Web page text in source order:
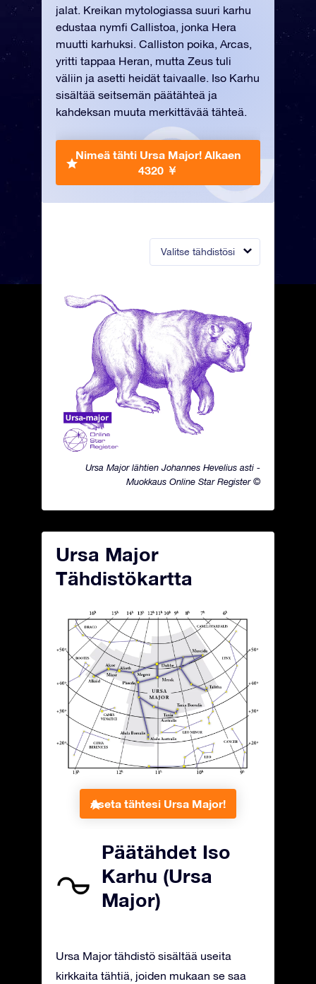
Valitse tähdistösi
Ursa Major lähtien Johannes Hevelius asti -
Muokkaus Online Star Register ©
jalat. Kreikan mytologiassa suuri karhu
edustaa nymfi Callistoa, jonka Hera
muutti karhuksi. Calliston poika, Arcas,
yritti tappaa Heran, mutta Zeus tuli
väliin ja asetti heidät taivaalle. Iso Karhu
sisältää seitsemän päätähteä ja
kahdeksan muuta merkittävää tähteä.
Nimeä tähti Ursa Major! Alkaen
4320 ￥
Ursa Major
Tähdistökartta
Aseta tähtesi Ursa Major!
Päätähdet Iso
Karhu (Ursa
Major)
Ursa Major tähdistö sisältää useita
kirkkaita tähtiä, joiden mukaan se saa